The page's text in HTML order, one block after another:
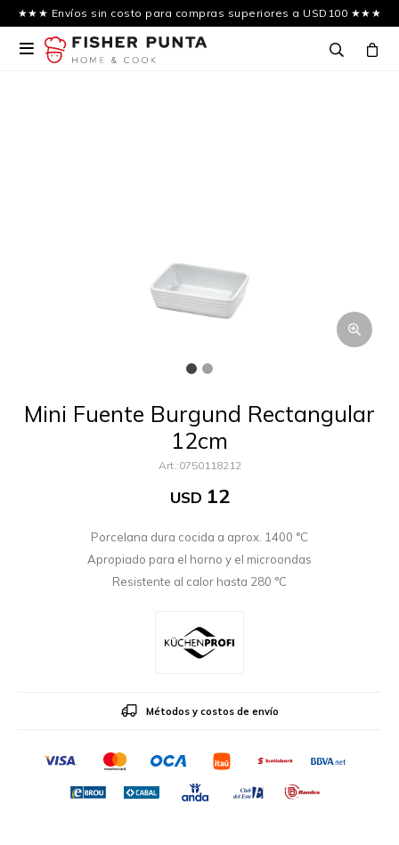
★★★ Envíos sin costo para compras superiores a USD100 ★★★

Mini Fuente Burgund Rectangular
12cm
0750118212
USD 12
Porcelana dura cocida a aprox. 1400 °C
Apropiado para el horno y el microondas
Resistente al calor hasta 280 °C
Métodos y costos de envío